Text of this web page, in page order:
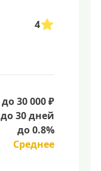
4
до 30 000 ₽
до 30 дней
до 0.8%
Среднее